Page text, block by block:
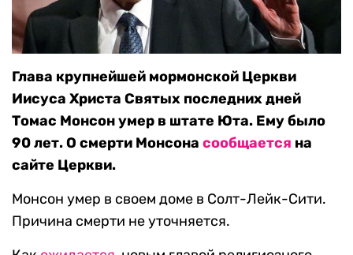
Глава крупнейшей мормонской Церкви
Иисуса Христа Святых последних дней
Томас Монсон умер в штате Юта. Ему было
90 лет. О смерти Монсона сообщается на
сайте Церкви.
Монсон умер в своем доме в Солт-Лейк-Сити.
Причина смерти не уточняется.